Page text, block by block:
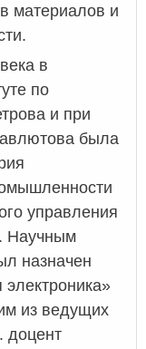
материалов и
в
по
и при
была
управления
Научным
назначен
из ведущих
доцент